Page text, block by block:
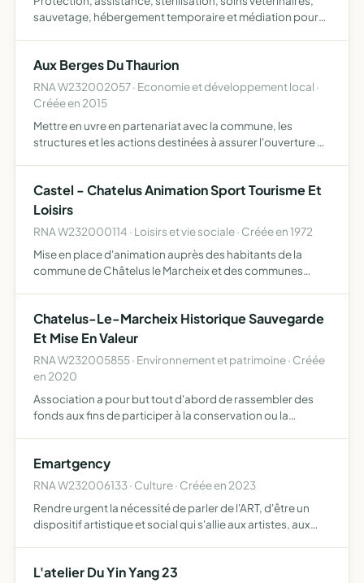
sauvetage, hébergement temporaire et médiation pour
Aux Berges Du Thaurion
RNA W232002057 · Economie et développement local ·
Créée en 2015
Mettre en uvre en partenariat avec la commune, les
structures et les actions destinées à assurer l'ouverture de
fonctionnement d…
Castel - Chatelus Animation Sport Tourisme Et
Loisirs
RNA W232000114 · Loisirs et vie sociale · Créée en 1972
Mise en place d'animation auprès des habitants de la
commune de Châtelus le Marcheix et des communes
Chatelus-Le-Marcheix Historique Sauvegarde
Et Mise En Valeur
RNA W232005855 · Environnement et patrimoine · Créée
en 2020
Association a pour but tout d'abord de rassembler des
fonds aux fins de participer à la conservation ou la
architectural, …
Emartgency
RNA W232006133 · Culture · Créée en 2023
Rendre urgent la nécessité de parler de l'ART, d'être un
dispositif artistique et social qui s'allie aux artistes, aux
organiser …
L'atelier Du Yin Yang 23